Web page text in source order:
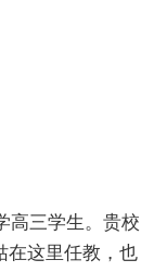
高三学生。贵校
在这里任教，也